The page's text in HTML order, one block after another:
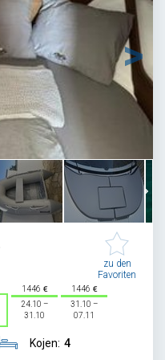
zu den
Favoriten
1446
24.10 –
31.10
1446
31.10 –
07.11
Kojen: 4